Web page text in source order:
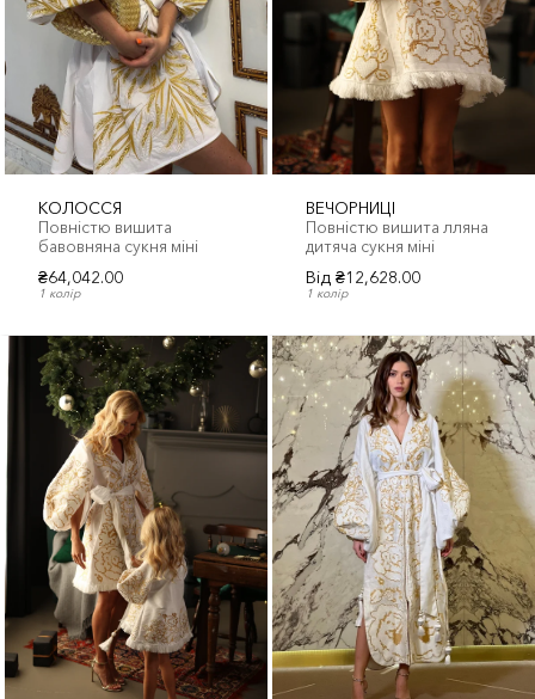
КОЛОССЯ
Повністю вишита
бавовняна сукня міні
₴64,042.00
1 колір
ВЕЧОРНИЦІ
Повністю вишита лляна
дитяча сукня міні
Від ₴12,628.00
1 колір